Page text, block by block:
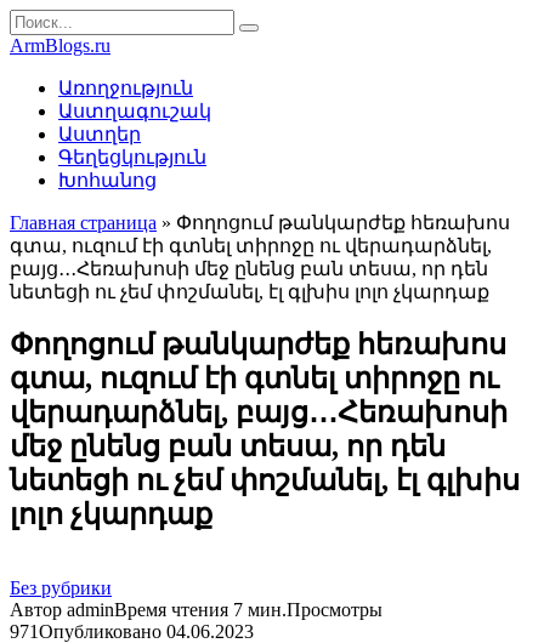
Перейти
к
контенту
Search
for:
ArmBlogs.ru
Առողջություն
Աստղագուշակ
Աստղեր
Գեղեցկություն
Խոհանոց
Главная страница » Փողոցում թանկարժեք հեռախոս
գտա, ուզում էի գտնել տիրոջը ու վերադարձնել,
բայց․․․Հեռախոսի մեջ ընենց բան տեսա, որ դեն
նետեցի ու չեմ փոշմանել, էլ գլխիս լոլո չկարդաք
Փողոցում թանկարժեք հեռախոս
գտա, ուզում էի գտնել տիրոջը ու
վերադարձնել, բայց․․․Հեռախոսի
մեջ ընենց բան տեսա, որ դեն
նետեցի ու չեմ փոշմանել, էլ գլխիս
լոլո չկարդաք
Без рубрики
Автор adminВремя чтения 7 мин.Просмотры
971Опубликовано 04.06.2023